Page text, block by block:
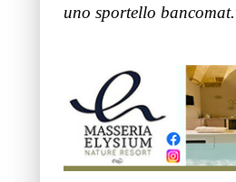
uno sportello bancomat.